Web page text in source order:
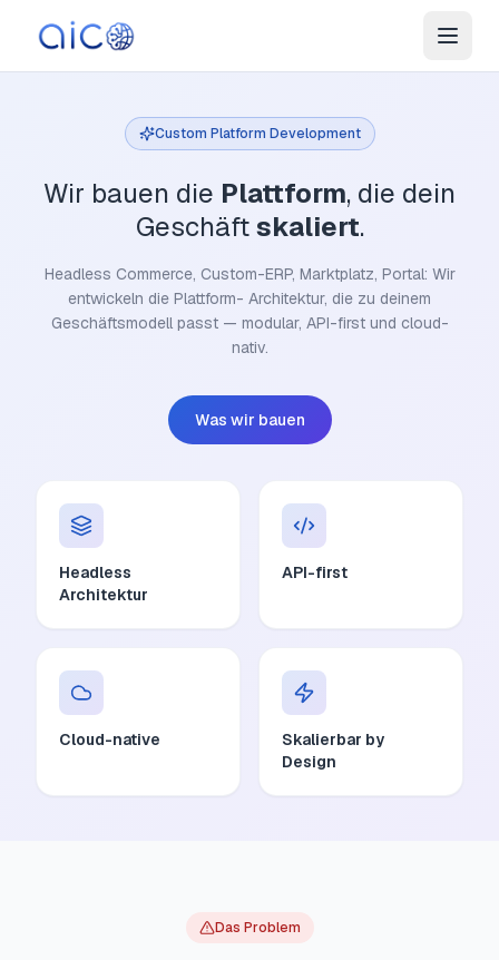
Custom Platform Development
Wir bauen die Plattform, die dein
Geschäftskaliert.
Headless Commerce, Custom-ERP, Marktplatz, Portal: Wir
entwickeln die Plattform- Architektur, die zu deinem
Geschäftsmodell passt — modular, API-first und cloud-
nativ.
Was wir bauen
Headless
Architektur
API-first
Cloud-native
Skalierbar by
Design
Das Problem